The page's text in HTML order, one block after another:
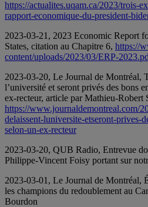
https://actualites.uqam.ca/2023/trois-
rapport-economique-du-president-
2023-03-21, 2023 Economic Report
States, citation au Chapitre 6, https://
content/uploads/2023/03/ERP-
2023-03-20, Le Journal de Montréal,
l’université et seront privés des bons
ex-recteur, article par Mathieu-Robert
https://www.journaldemontreal.com/
delaissent-luniversite-etseront-prives-
selon-un-ex-recteur
2023-03-20, QUB Radio, Entrevue
Philippe-Vincent Foisy portant sur
2023-03-01, Le Journal de Montréal,
les champions du redoublement au
Bourdon